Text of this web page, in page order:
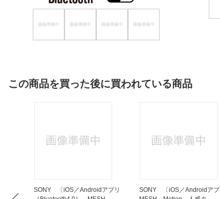
この商品を買った後に買われている商品
SONY 〔iOS／Androidアプリ
SONY 〔iOS／Androidアプ